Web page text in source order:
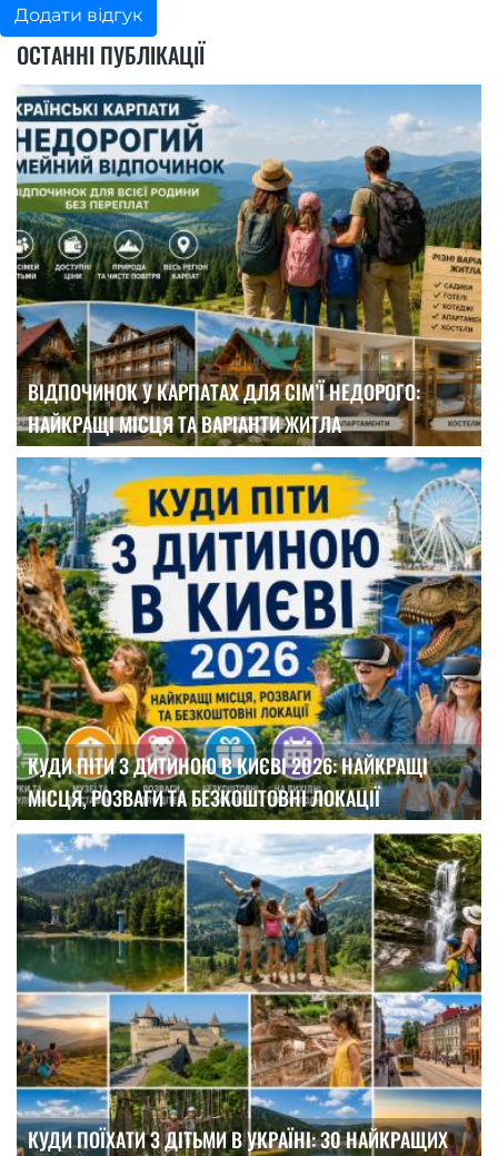
Додати відгук
ОСТАННІ ПУБЛІКАЦІЇ
ВІДПОЧИНОК У КАРПАТАХ ДЛЯ СІМ’Ї НЕДОРОГО:
НАЙКРАЩІ МІСЦЯ ТА ВАРІАНТИ ЖИТЛА
КУДИ ПІТИ З ДИТИНОЮ В КИЄВІ 2026: НАЙКРАЩІ
МІСЦЯ, РОЗВАГИ ТА БЕЗКОШТОВНІ ЛОКАЦІЇ
КУДИ ПОЇХАТИ З ДІТЬМИ В УКРАЇНІ: 30 НАЙКРАЩИХ